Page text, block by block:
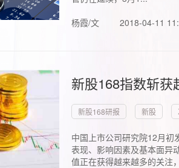
杨霞/文
2018-04-11
新股168指数斩
新股168研报 新股
中国上市公司研究院12月初
表现、影响因素及基本面异
值正在获得越来越多的关注